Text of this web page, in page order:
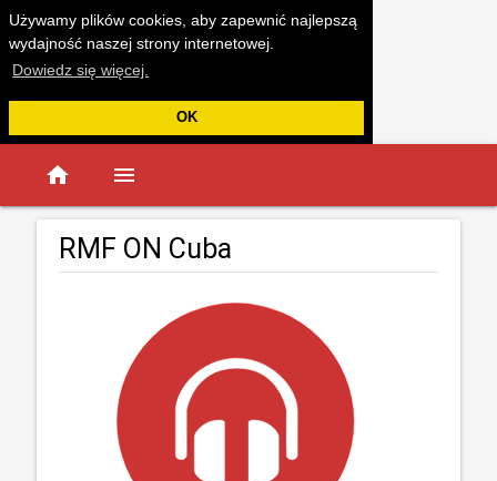
Używamy plików cookies, aby zapewnić najlepszą
wydajność naszej strony internetowej.
Dowiedz się więcej.
OK
home menu
RMF ON Cuba